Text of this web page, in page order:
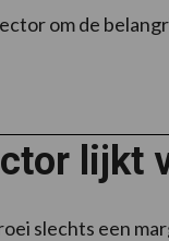
om de
lijkt
slechts een